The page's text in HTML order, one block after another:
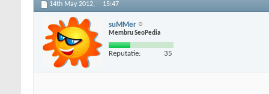
14th May 2012, 15:47
suMMer
Membru SeoPedia
Reputatie: 35